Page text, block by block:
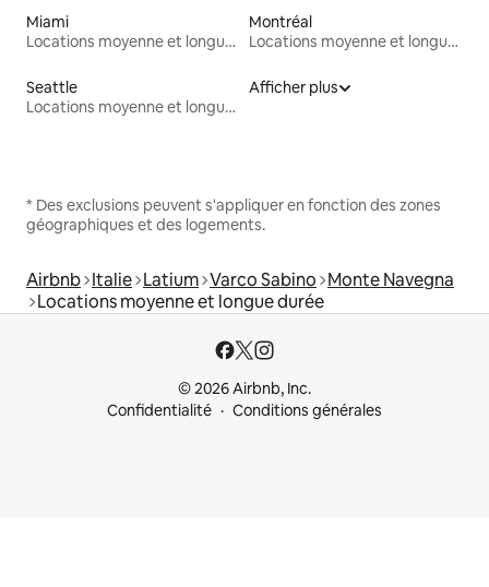
Miami
Locations moyenne et longue durée
Montréal
Locations moyenne et longue durée
Seattle
Locations moyenne et longue durée
Afficher plus
* Des exclusions peuvent s'appliquer en fonction des zones
géographiques et des logements.
Airbnb Italie Latium Varco Sabino Monte Navegna
Locations moyenne et longue durée
© 2026 Airbnb, Inc.
Confidentialité
Conditions générales